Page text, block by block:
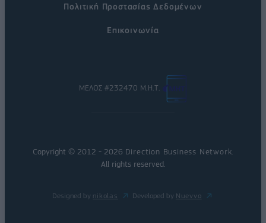
Πολιτική Προστασίας Δεδομένων
Επικοινωνία
ΜΕΛΟΣ #232470 Μ.Η.Τ.
Copyright © 2012 - 2026 Direction Business Network
All rights reserved.
Designed by nikolas Developed by Nuevvo